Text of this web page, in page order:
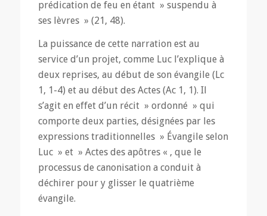
prédication de feu en étant » suspendu à
ses lèvres » (21, 48).
La puissance de cette narration est au
service d’un projet, comme Luc l’explique à
deux reprises, au début de son évangile (Lc
1, 1-4) et au début des Actes (Ac 1, 1). Il
s’agit en effet d’un récit » ordonné » qui
comporte deux parties, désignées par les
expressions traditionnelles » Évangile selon
Luc » et » Actes des apôtres « , que le
processus de canonisation a conduit à
déchirer pour y glisser le quatrième
évangile.